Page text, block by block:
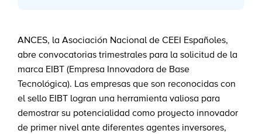
ANCES, la Asociación Nacional de CEEI Españoles,
abre convocatorias trimestrales para la solicitud de la
marca EIBT (Empresa Innovadora de Base
Tecnológica). Las empresas que son reconocidas con
el sello EIBT logran una herramienta valiosa para
demostrar su potencialidad como proyecto innovador
de primer nivel ante diferentes agentes inversores,